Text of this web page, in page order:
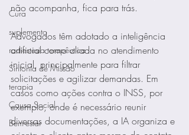
Cura
suplemento
radiestesia terapêutica
Sintonia de Missão
terapia
Causa Social
Bem-estar
não acompanha, fica para trás.
Advogados têm adotado a inteligência
artificial como aliada no atendimento
inicial, principalmente para filtrar
solicitações e agilizar demandas. Em
casos como ações contra o INSS, por
exemplo, onde é necessário reunir
diversas documentações, a IA organiza e